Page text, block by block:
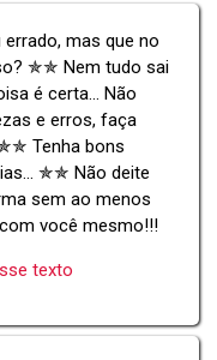
mas que no
✯✯ Nem tudo sai
é certa... Não
e erros, faça
Tenha bons
✯✯ Não deite
sem ao menos
você mesmo!!!
texto